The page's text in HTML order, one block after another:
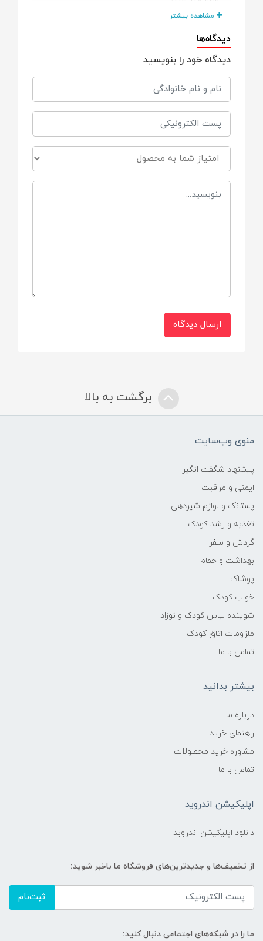
ویژگی ها
ضدالتهاب
ضدسوزش
مرطوب‌کننده
نرم‌کننده
شفاف‌کننده
ویتامین E
مشاهده بیشتر
دیدگاه‌ها
دیدگاه خود را بنویسید
ارسال دیدگاه
برگشت به بالا
منوی وب‌سایت
پیشنهاد شگفت انگیر
ایمنی و مراقبت
پستانک و لوازم شیردهی
تغذیه و رشد کودک
گردش و سفر
بهداشت و حمام
پوشاک
خواب کودک
شوینده لباس کودک و نوزاد
ملزومات اتاق کودک
تماس با ما
بیشتر بدانید
درباره ما
راهنمای خرید
مشاوره خرید محصولات
تماس با ما
اپلیکیشن اندروید
دانلود اپلیکیشن اندروبد
از تخفیف‌ها و جدیدترین‌های فروشگاه ما باخبر شوید:
ثبت‌نام
ما را در شبکه‌های اجتماعی دنبال کنید: